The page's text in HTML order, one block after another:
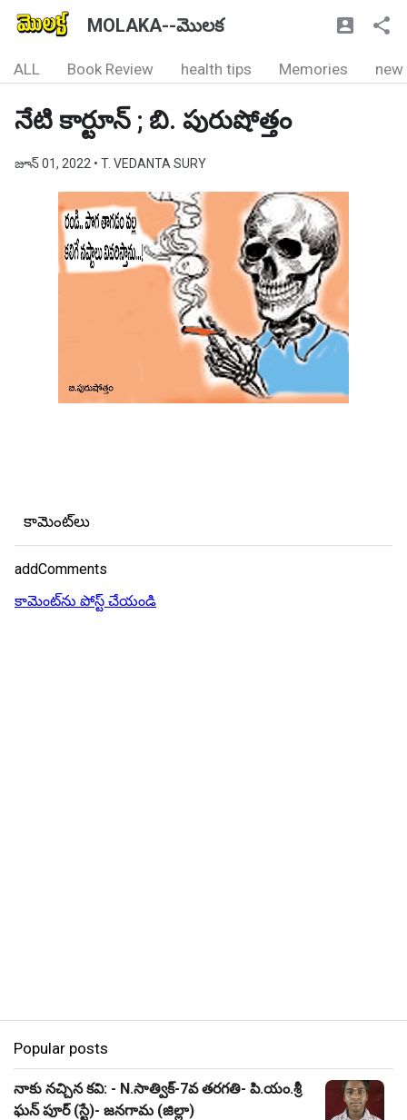
MOLAKA--మొలక
ALL Book Review health tips Memories new
నేటి కార్టూన్ ; బి. పురుషోత్తం
జూన్ 01, 2022 • T. VEDANTA SURY
కామెంట్‌లు
addComments
కామెంట్‌ను పోస్ట్ చేయండి
Popular posts
నాకు నచ్చిన కవి: - N.సాత్విక్-7వ తరగతి- పి.యం.శ్రీ
ఘన్ పూర్ (స్టే)- జనగామ (జిల్లా)